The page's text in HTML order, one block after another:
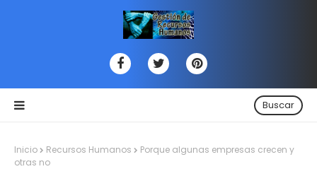
Buscar
Inicio Recursos Humanos
Porque algunas empresas crecen y
otras no